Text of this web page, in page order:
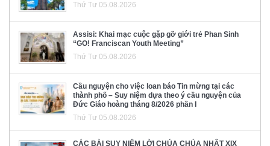
Thứ Tư 05.08.2026
Assisi: Khai mạc cuộc gặp gỡ giới trẻ Phan Sinh
“GO! Franciscan Youth Meeting”
Thứ Tư 05.08.2026
Cầu nguyện cho việc loan báo Tin mừng tại các
thành phố – Suy niệm dựa theo ý cầu nguyện của
Đức Giáo hoàng tháng 8/2026 phần I
Thứ Tư 05.08.2026
CÁC BÀI SUY NIỆM LỜI CHÚA CHÚA NHẬT XIX